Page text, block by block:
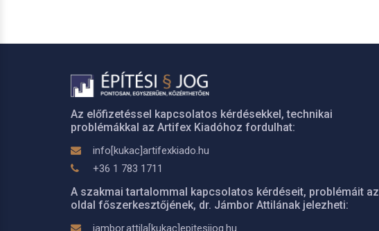
Az előfizetéssel kapcsolatos kérdésekkel, technikai
problémákkal az Artifex Kiadóhoz fordulhat:
info[kukac]artifexkiado.hu
+36 1 783 1711
A szakmai tartalommal kapcsolatos kérdéseit, problémáit az
oldal főszerkesztőjének, dr. Jámbor Attilának jelezheti:
jambor.attila[kukac]epitesijog.hu